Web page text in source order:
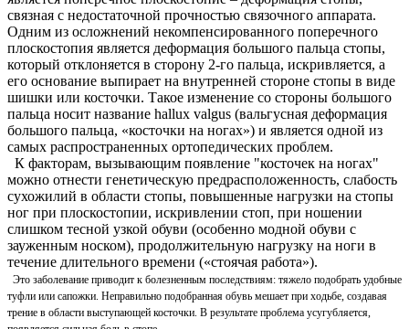
связная с недостаточной прочностью связочного аппарата.
Одним из осложнений некомпенсированного поперечного
плоскостопия является деформация большого пальца стопы,
который отклоняется в сторону 2-го пальца, искривляется, а
его основание выпирает на внутренней стороне стопы в виде
шишки или косточки. Такое изменение со стороны большого
пальца носит название hallux valgus (вальгусная деформация
большого пальца, «косточки на ногах») и является одной из
самых распространенных ортопедических проблем.
К факторам, вызывающим появление "косточек на ногах"
можно отнести генетическую предрасположенность, слабость
сухожилий в области стопы, повышенные нагрузки на стопы
ног при плоскостопии, искривлении стоп, при ношении
слишком тесной узкой обуви (особенно модной обуви с
зауженным носком), продолжительную нагрузку на ноги в
течение длительного времени («стоячая работа»).
Это заболевание приводит к болезненным последствиям: тяжело подобрать удобные
туфли или сапожки. Неправильно подобранная обувь мешает при ходьбе, создавая
трение в области выступающей косточки. В результате проблема усугубляется,